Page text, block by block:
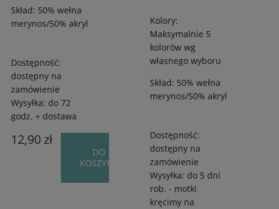
Skład: 50% wełna
merynos/50% akryl
Dostępność:
dostępny na
zamówienie
Wysyłka: do 72
godz. + dostawa
12,90 zł
DO
KOSZYKA
Kolory:
Maksymalnie 5
kolorów wg
własnego wyboru
Skład: 50% wełna
merynos/50% akryl
Dostępność:
dostępny na
zamówienie
Wysyłka: do 5 dni
rob. - motki
kręcimy na